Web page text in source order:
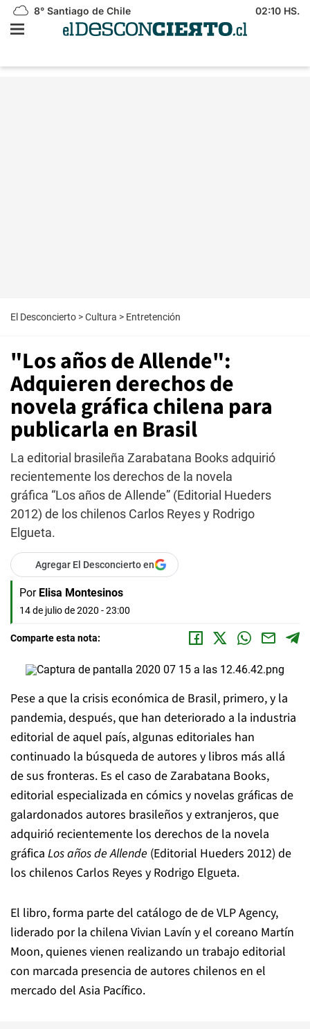
8° Santiago de Chile 02:10 HS.
El Desconcierto >Cultura > Entretención
"Los años de Allende":
Adquieren derechos de
novela gráfica chilena para
publicarla en Brasil
La editorial brasileña Zarabatana Books adquirió
recientemente los derechos de la novela
gráfica “Los años de Allende” (Editorial Hueders
2012) de los chilenos Carlos Reyes y Rodrigo
Elgueta.
Agregar El Desconcierto en
Por Elisa Montesinos
14 de julio de 2020 - 23:00
Comparte esta nota:
Pese a que la crisis económica de Brasil, primero, y la
pandemia, después, que han deteriorado a la industria
editorial de aquel país, algunas editoriales han
continuado la búsqueda de autores y libros más allá
de sus fronteras. Es el caso de Zarabatana Books,
editorial especializada en cómics y novelas gráficas de
galardonados autores brasileños y extranjeros, que
adquirió recientemente los derechos de la novela
gráfica Los años de Allende (Editorial Hueders 2012) de
los chilenos Carlos Reyes y Rodrigo Elgueta.
El libro, forma parte del catálogo de de VLP Agency,
liderado por la chilena Vivian Lavín y el coreano Martín
Moon, quienes vienen realizando un trabajo editorial
con marcada presencia de autores chilenos en el
mercado del Asia Pacífico.